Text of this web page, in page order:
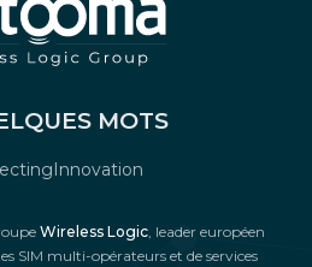
MOTS
Wireless Logic, leader européen
SIM multi-opérateurs et de services